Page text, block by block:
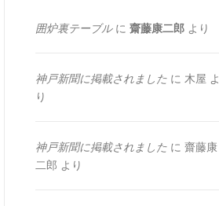
囲炉裏テーブルに 齋藤康二郎 より
神戸新聞に掲載されました に 木屋 よ
り
神戸新聞に掲載されました に 齋藤康
二郎 より